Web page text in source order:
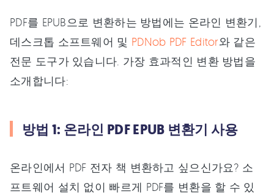
PDF를 EPUB으로 변환하는 방법에는 온라인 변환기,
데스크톱 소프트웨어 및 PDNob PDF Editor와 같은
전문 도구가 있습니다. 가장 효과적인 변환 방법을
소개합니다:
방법 1: 온라인 PDF EPUB 변환기 사용
온라인에서 PDF 전자 책 변환하고 싶으신가요? 소
프트웨어 설치 없이 빠르게 PDF를 변환을 할 수 있